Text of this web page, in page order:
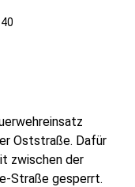
Oststraße. Dafür
zwischen der
Straße gesperrt.